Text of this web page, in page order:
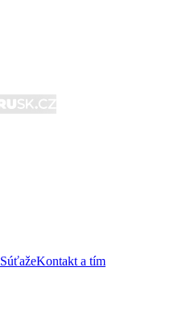
SúťažeKontakt a tím